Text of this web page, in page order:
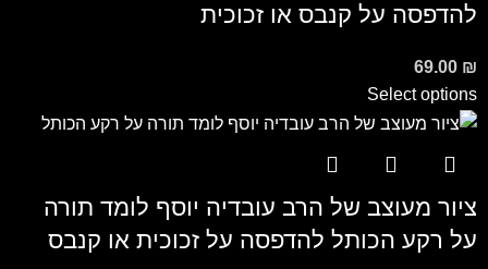
להדפסה על קנבס או זכוכית
69.00 ₪
Select options
ציור מעוצב של הרב עובדיה יוסף לומד תורה
על רקע הכותל להדפסה על זכוכית או קנבס